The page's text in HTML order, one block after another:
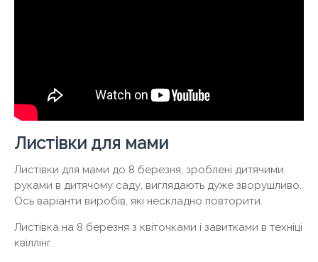
Листівки для мами
Листівки для мами до 8 березня, зроблені дитячими
руками в дитячому саду, виглядають дуже зворушливо.
Ось варіанти виробів, які нескладно повторити.
Листівка на 8 березня з квіточками і завитками в техніці
квіллінг.